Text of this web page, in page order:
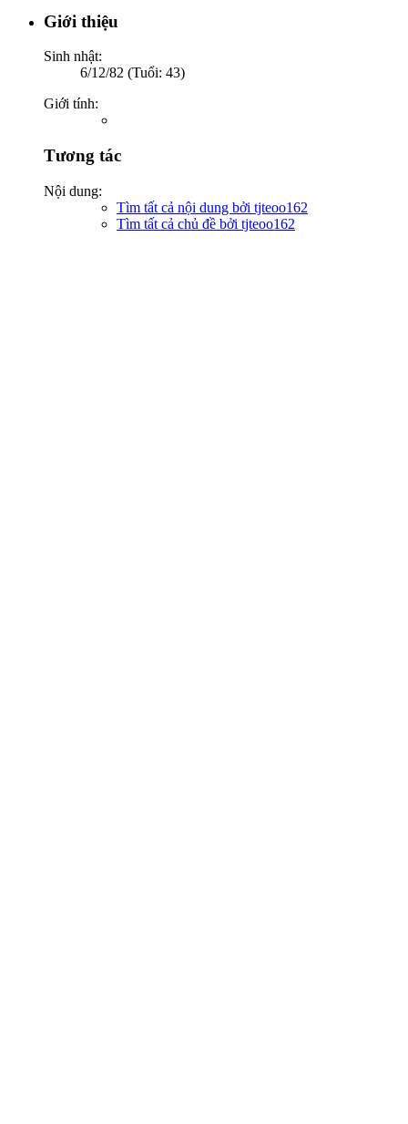
Giới thiệu
Sinh nhật:
6/12/82 (Tuổi: 43)
Giới tính:
Tương tác
Nội dung:
Tìm tất cả nội dung bởi tjteoo162
Tìm tất cả chủ đề bởi tjteoo162